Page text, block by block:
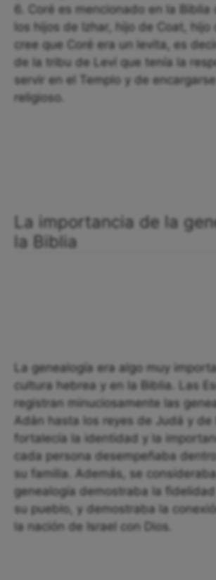
6. Coré es mencionado en la Biblia
los hijos de Izhar, hijo de Coat, hijo
cree que Coré era un levita, es
de la tribu de Leví que tenía la
servir en el Templo y de
religioso.
La importancia de la
la Biblia
La genealogía era algo muy
cultura hebrea y en la Biblia. Las
registran minuciosamente las
Adán hasta los reyes de Judá y de
fortalecía la identidad y la
cada persona desempeñaba
su familia. Además, se
genealogía demostraba la
su pueblo, y demostraba la
la nación de Israel con Dios.